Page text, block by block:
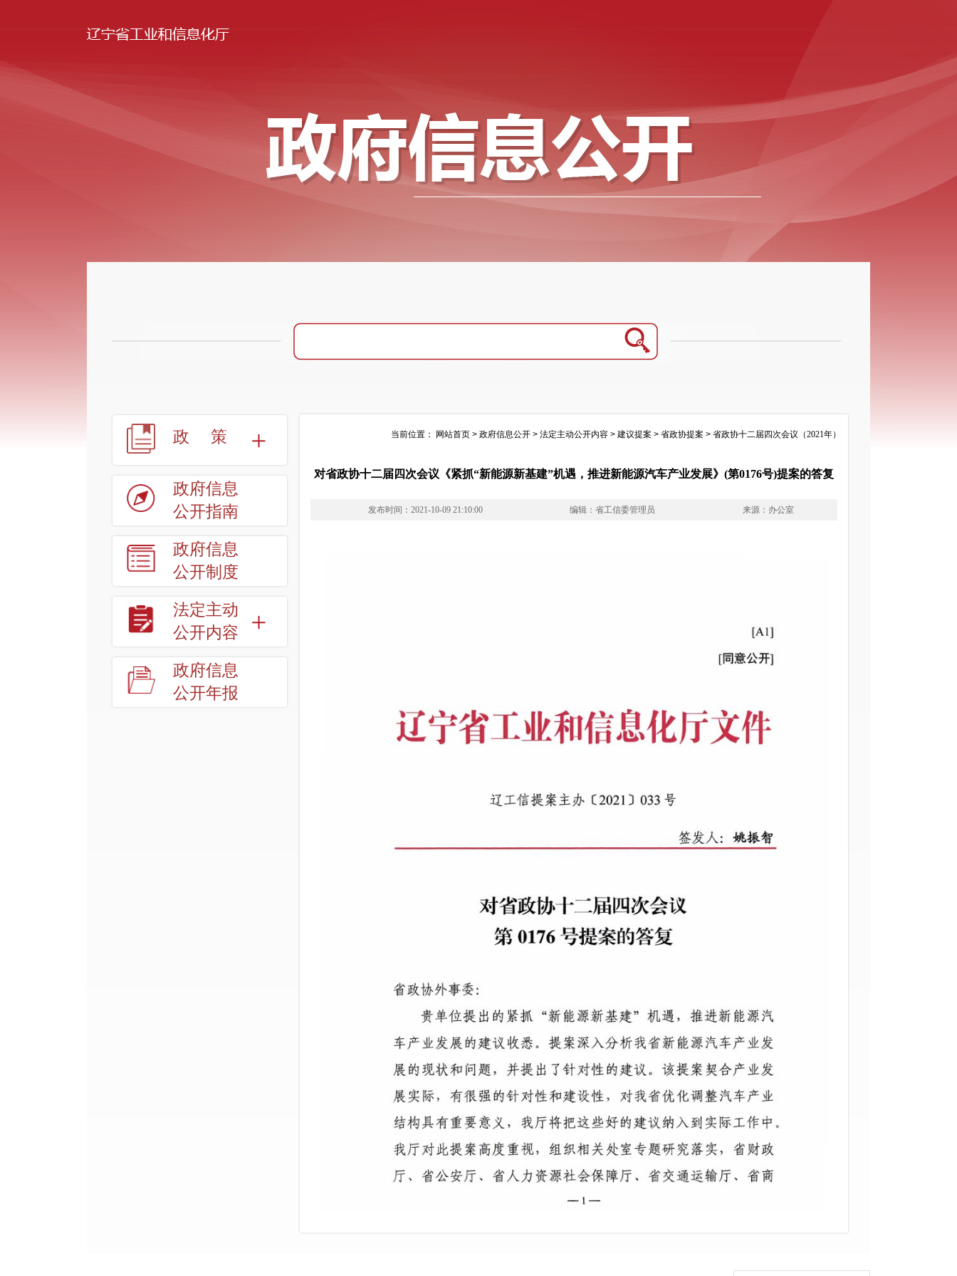
政策
政府信息
公开指南
政府信息
公开制度
法定主动
公开内容
政府信息
公开年报
当前位置： 网站首页 > 政府信息公开 > 法定主动公开内容 > 建议提案 > 省政协提案 > 省政协十二届四次会议（2021年）
对省政协十二届四次会议《紧抓“新能源新基建”机遇，推进新能源汽车产业发展》(第0176号)提案的答复
发布时间：2021-10-09 21:10:00 编辑：省工信委管理员 来源：办公室